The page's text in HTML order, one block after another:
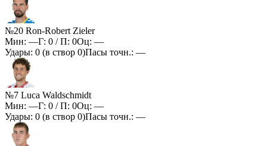
№20 Ron-Robert Zieler
Мин: —Г: 0 / П: 0Оц: —
Удары: 0 (в створ 0)Пасы точн.: —
№7 Luca Waldschmidt
Мин: —Г: 0 / П: 0Оц: —
Удары: 0 (в створ 0)Пасы точн.: —